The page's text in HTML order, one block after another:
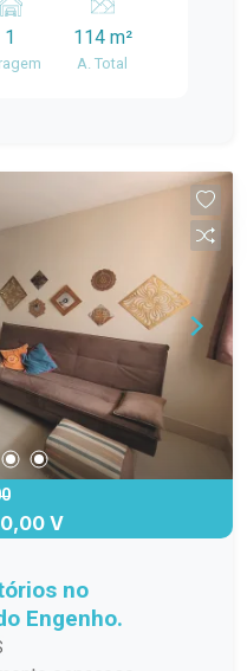
Banheiro social
de qualidade.
Espaço de
1 114 m²
A. Total
V
no
Engenho.